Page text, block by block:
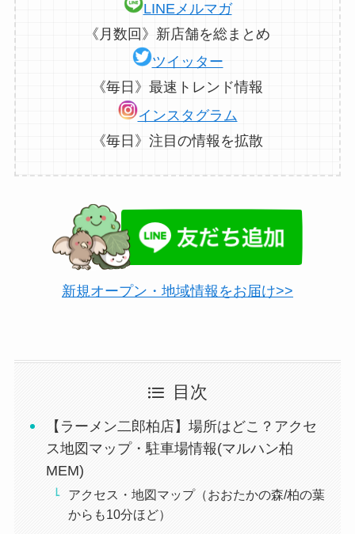
LINEメルマガ
《月数回》新店舗を総まとめ
ツイッター
《毎日》最速トレンド情報
インスタグラム
《毎日》注目の情報を拡散
新規オープン・地域情報をお届け>>
目次
【ラーメン二郎柏店】場所はどこ？アクセ
ス地図マップ・駐車場情報(マルハン柏
MEM)
アクセス・地図マップ（おおたかの森/柏の葉
からも10分ほど）